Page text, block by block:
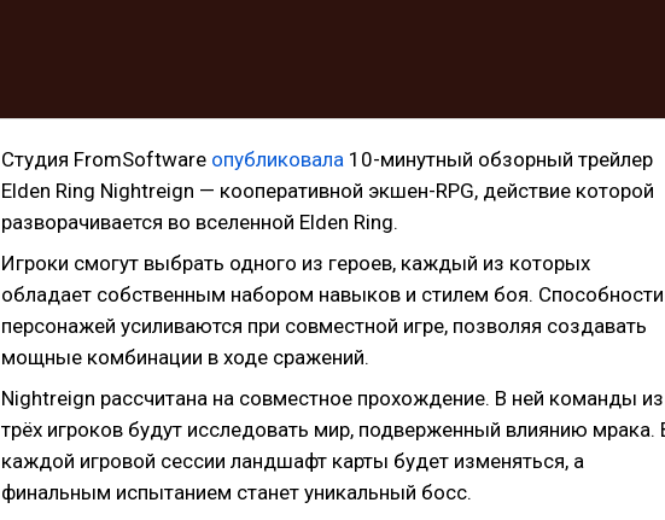
Студия FromSoftware опубликовала 10-минутный обзорный трейлер
Elden Ring Nightreign — кооперативной экшен-RPG, действие которой
разворачивается во вселенной Elden Ring.
Игроки смогут выбрать одного из героев, каждый из которых
обладает собственным набором навыков и стилем боя. Способности
персонажей усиливаются при совместной игре, позволяя создавать
мощные комбинации в ходе сражений.
Nightreign рассчитана на совместное прохождение. В ней команды из
трёх игроков будут исследовать мир, подверженный влиянию мрака.
каждой игровой сессии ландшафт карты будет изменяться, а
финальным испытанием станет уникальный босс.